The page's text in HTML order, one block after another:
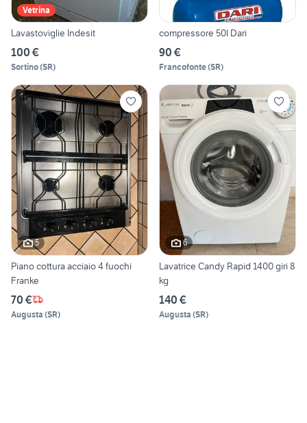
Vetrina
Lavastoviglie Indesit
100 €
Sortino(SR)
compressore 50l Dari
90 €
Francofonte(SR)
5
Piano cottura acciaio 4 fuochi
Franke
70 €
Augusta (SR)
6
Lavatrice Candy Rapid 1400 giri 8
kg
140 €
Augusta (SR)